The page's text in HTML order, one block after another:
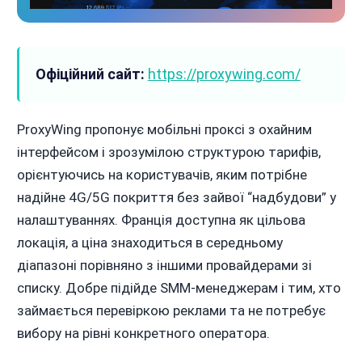
Офіційний сайт: https://proxywing.com/
ProxyWing пропонує мобільні проксі з охайним
інтерфейсом і зрозумілою структурою тарифів,
орієнтуючись на користувачів, яким потрібне
надійне 4G/5G покриття без зайвої “надбудови” у
налаштуваннях. Франція доступна як цільова
локація, а ціна знаходиться в середньому
діапазоні порівняно з іншими провайдерами зі
списку. Добре підійде SMM-менеджерам і тим, хто
займається перевіркою реклами та не потребує
вибору на рівні конкретного оператора.